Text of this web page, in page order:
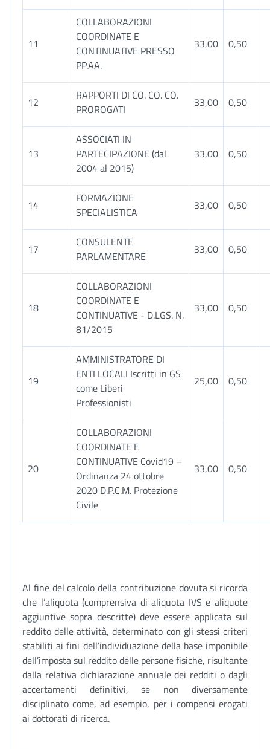
11
COLLABORAZIONI
COORDINATE E
CONTINUATIVE PRESSO
PP.AA.
33,00 0,50
12
RAPPORTI DI CO. CO. CO.
PROROGATI
33,00 0,50
13
ASSOCIATI IN
PARTECIPAZIONE (dal
2004 al 2015)
33,00 0,50
14
FORMAZIONE
SPECIALISTICA
33,00 0,50
17
CONSULENTE
PARLAMENTARE
33,00 0,50
18
COLLABORAZIONI
COORDINATE E
CONTINUATIVE - D.LGS. N.
81/2015
33,00 0,50
19
AMMINISTRATORE DI
ENTI LOCALI Iscritti in GS
come Liberi
Professionisti
25,00 0,50
20
COLLABORAZIONI
COORDINATE E
CONTINUATIVE Covid19 –
Ordinanza 24 ottobre
2020 D.P.C.M. Protezione
Civile
33,00 0,50
Al fine del calcolo della contribuzione dovuta si ricorda
che l’aliquota (comprensiva di aliquota IVS e aliquote
aggiuntive sopra descritte) deve essere applicata sul
reddito delle attività, determinato con gli stessi criteri
stabiliti ai fini dell’individuazione della base imponibile
dell’imposta sul reddito delle persone fisiche, risultante
dalla relativa dichiarazione annuale dei redditi o dagli
accertamenti definitivi, se non diversamente
disciplinato come, ad esempio, per i compensi erogati
ai dottorati di ricerca.